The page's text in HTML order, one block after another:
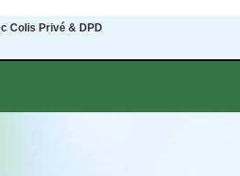
Colis Privé & DPD